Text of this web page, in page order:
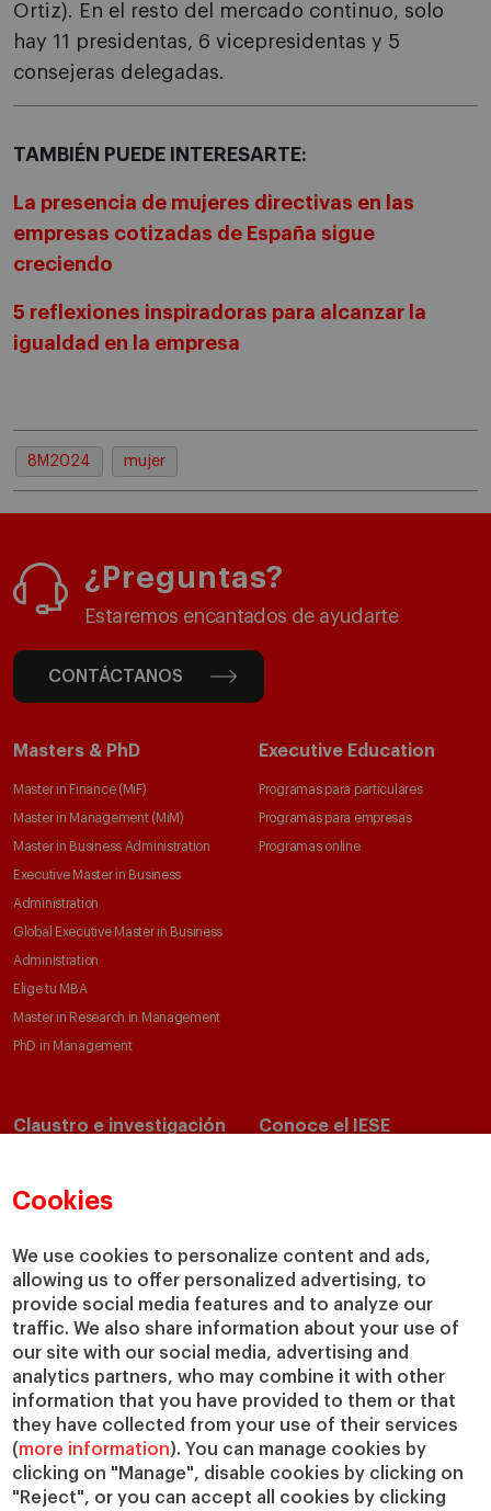
Cookies
We use cookies to personalize content and ads,
allowing us to offer personalized advertising, to
provide social media features and to analyze our
traffic. We also share information about your use of
our site with our social media, advertising and
analytics partners, who may combine it with other
information that you have provided to them or that
they have collected from your use of their services
(more information). You can manage cookies by
clicking on "Manage", disable cookies by clicking on
"Reject", or you can accept all cookies by clicking
Ortiz). En el resto del mercado continuo, solo
hay 11 presidentas, 6 vicepresidentas y 5
consejeras delegadas.
TAMBIÉN PUEDE INTERESARTE:
La presencia de mujeres directivas en las
empresas cotizadas de España sigue
creciendo
5 reflexiones inspiradoras para alcanzar la
igualdad en la empresa
8M2024 mujer
¿Preguntas?
Estaremos encantados de ayudarte
CONTÁCTANOS
Masters & PhD
Master in Finance (MiF)
Master in Management (MiM)
Master in Business Administration
Executive Master in Business
Administration
Global Executive Master in Business
Administration
Elige tu MBA
Master in Research in Management
PhD in Management
Executive Education
Programas para particulares
Programas para empresas
Programas online
Claustro e investigación
Departamentos académicos
Cátedras
IESE Insight
IESE Publishing
Conoce el IESE
Nuestro impacto
Colabora con el IESE
Servicios
Biblioteca
Canal de Compliance
Capellanía
IESE Shop
Jobs @IESE
Préstamos y becas